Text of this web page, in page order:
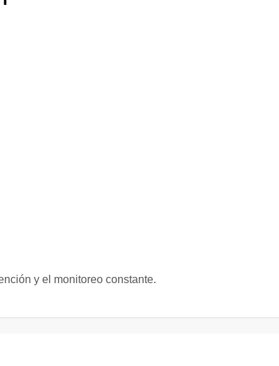
y el monitoreo constante.